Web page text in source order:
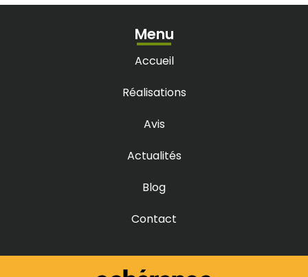
Menu
Accueil
Réalisations
Avis
Actualités
Blog
Contact